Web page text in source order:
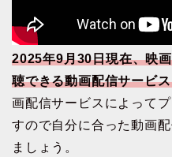
2025年9月30日現在、映
聴できる動画配信サービ
画配信サービスによって
すので自分に合った動画
ましょう。